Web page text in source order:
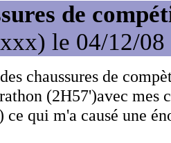
de
le 04/12/08
chaussures de
(2H57')avec mes
ce qui m'a causé une